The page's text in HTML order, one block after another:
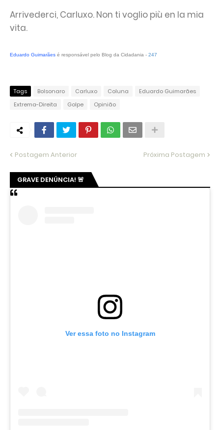
Arrivederci, Carluxo. Non ti voglio più en la mia
vita.
Eduardo Guimarães é responsável pelo Blog da Cidadania - 247
Tags Bolsonaro Carluxo Coluna
Eduardo Guimarães
Extrema-Direita
Golpe Opinião
Postagem Anterior Próxima Postagem
GRAVE DENÚNCIA! 🚨
Ver essa foto no Instagram